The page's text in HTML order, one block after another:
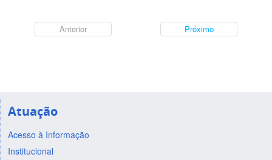
Anterior Próximo
Atuação
Acesso à Informação
Institucional